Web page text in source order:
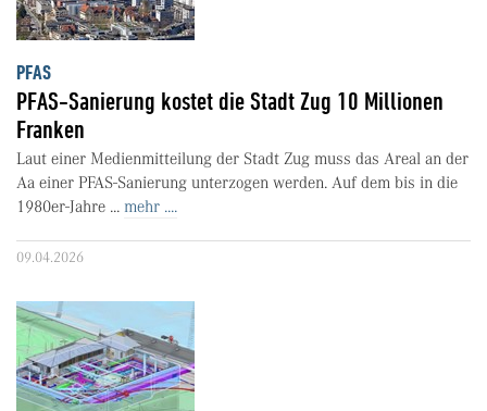
PFAS
PFAS-Sanierung kostet die Stadt Zug 10 Millionen
Franken
Laut einer Medienmitteilung der Stadt Zug muss das Areal an der
Aa einer PFAS-Sanierung unterzogen werden. Auf dem bis in die
1980er-Jahre ... mehr ....
09.04.2026